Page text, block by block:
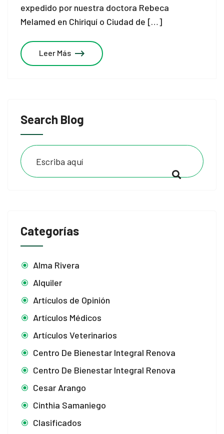
Search Blog
Categorías
Alma Rivera
Alquiler
Artículos de Opinión
Artículos Médicos
Artículos Veterinarios
Centro De Bienestar Integral Renova
Centro De Bienestar Integral Renova
Cesar Arango
Cinthia Samaniego
Clasificados
expedido por nuestra doctora Rebeca
Melamed en Chiriquí o Ciudad de […]
Leer Más